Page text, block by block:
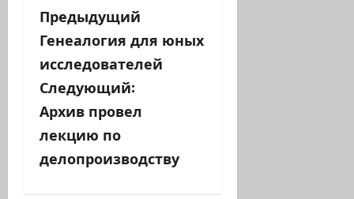
Н
а
в
и
г
Предыдущий
Генеалогия для юных
исследователей
Следующий:
Архив провел
лекцию по
делопроизводству